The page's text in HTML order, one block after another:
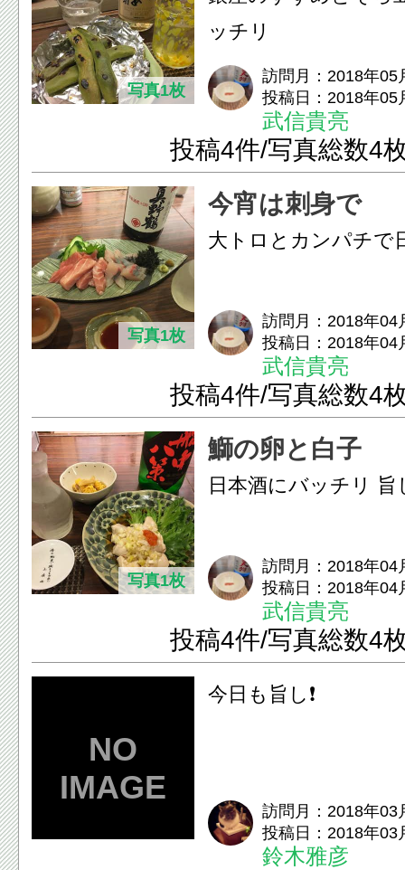
写真1枚
ッチリ
訪問月：2018年05
投稿日：2018年05
武信貴亮
投稿4件/写真総数4
写真1枚
今宵は刺身で
大トロとカンパチで
訪問月：2018年04
投稿日：2018年04
武信貴亮
投稿4件/写真総数4
写真1枚
鰤の卵と白子
日本酒にバッチリ 旨
訪問月：2018年04
投稿日：2018年04
武信貴亮
投稿4件/写真総数4
今日も旨し❗
訪問月：2018年03
投稿日：2018年03
鈴木雅彦